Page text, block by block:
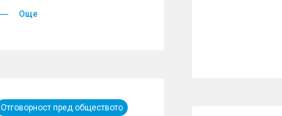
Още
Отговорност пред обществото